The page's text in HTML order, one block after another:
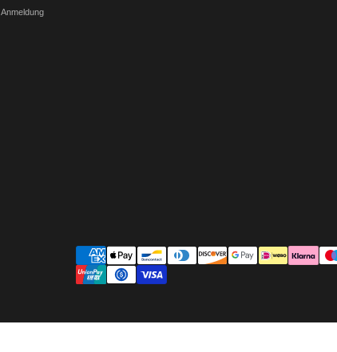
Anmeldung